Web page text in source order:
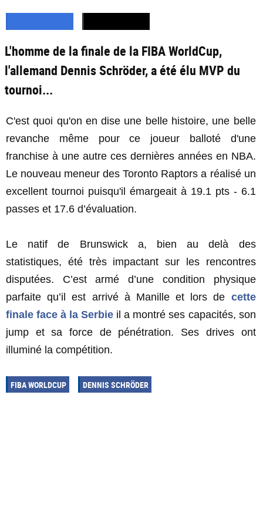
L'homme de la finale de la FIBA WorldCup,
l'allemand Dennis Schröder, a été élu MVP du
tournoi...
C'est quoi qu'on en dise une belle histoire, une belle
revanche même pour ce joueur balloté d'une
franchise à une autre ces dernières années en NBA.
Le nouveau meneur des Toronto Raptors a réalisé un
excellent tournoi puisqu'il émargeait à 19.1 pts - 6.1
passes et 17.6 d’évaluation.
Le natif de Brunswick a, bien au delà des
statistiques, été très impactant sur les rencontres
disputées. C’est armé d’une condition physique
parfaite qu’il est arrivé à Manille et lors de cette
finale face à la Serbie il a montré ses capacités, son
jump et sa force de pénétration. Ses drives ont
illuminé la compétition.
FIBA WORLDCUP DENNIS SCHRÖDER